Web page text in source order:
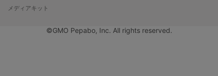
メディアキット
©GMO Pepabo, Inc. All rights reserved.